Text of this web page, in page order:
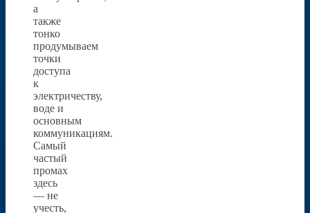
а
также
тонко
продумываем
точки
доступа
к
электричеству,
воде и
основным
коммуникациям.
Самый
частый
промах
здесь
— не
учесть,